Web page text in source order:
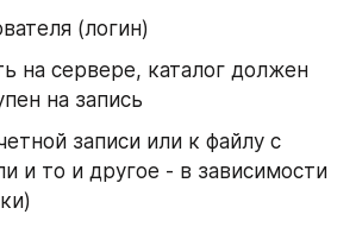
(логин)
на сервере, каталог должен
на запись
записи или к файлу с
и то и другое - в зависимости